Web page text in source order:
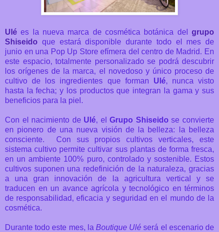
Ulées la nueva marca de cosmética botánica delgrupo
Shiseido que estará disponible durante todo el mes de
junio en una Pop Up Store efímera del centro de Madrid. En
este espacio, totalmente personalizado se podrá descubrir
los orígenes de la marca, el novedoso y único proceso de
cultivo de los ingredientes que forman Ulé, nunca visto
hasta la fecha; y los productos que integran la gama y sus
beneficios para la piel.
Con el nacimiento de Ulé, elGrupo Shiseido se convierte
en pionero de una nueva visión de la belleza: la belleza
consciente. Con sus propios cultivos verticales, este
sistema cultivo permite cultivar sus plantas de forma fresca,
en un ambiente 100% puro, controlado y sostenible. Estos
cultivos suponen una redefinición de la naturaleza, gracias
a una gran innovación de la agricultura vertical y se
traducen en un avance agrícola y tecnológico en términos
de responsabilidad, eficacia y seguridad en el mundo de la
cosmética.
Durante todo este mes, la Boutique Uléserá el escenario de